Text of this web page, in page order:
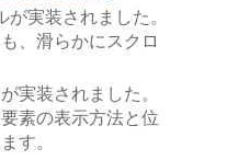
実装されました。
、滑らかにスクロ
が実装されました。
素の表示方法と位
す。